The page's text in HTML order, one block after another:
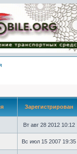
Зарегистрирован
Вт авг 28 2012 10:12
Вс июл 15 2007 19:35